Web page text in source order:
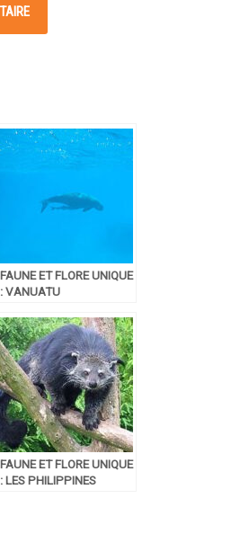
FAUNE ET FLORE UNIQUE
: VANUATU
FAUNE ET FLORE UNIQUE
: LES PHILIPPINES